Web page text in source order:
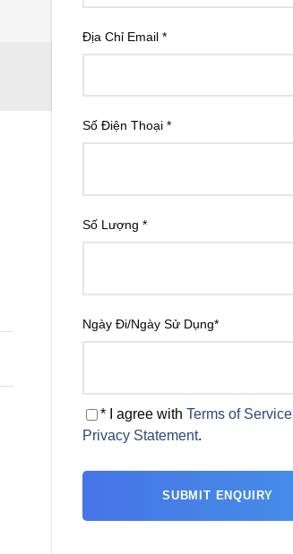
Địa Chỉ Email *
Số Điện Thoại *
Số Lượng *
Ngày Đi/Ngày Sử Dụng*
* I agree with Terms of Service
Privacy Statement.